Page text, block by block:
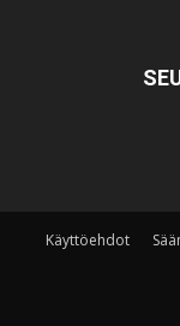
Käyttöehdot